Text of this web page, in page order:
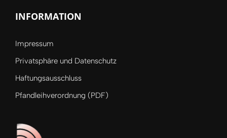
INFORMATION
Impressum
Privatsphäre und Datenschutz
Haftungsausschluss
Pfandleihverordnung (PDF)